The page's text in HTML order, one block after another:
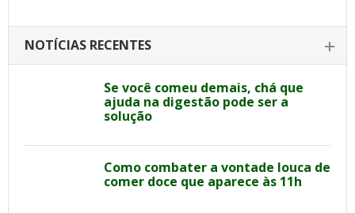
NOTÍCIAS RECENTES
Se você comeu demais, chá que
ajuda na digestão pode ser a
solução
Como combater a vontade louca de
comer doce que aparece às 11h